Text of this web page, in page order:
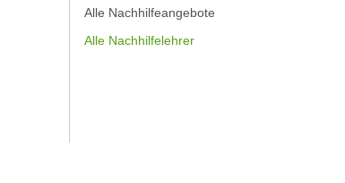
Alle Nachhilfeangebote
Alle Nachhilfelehrer